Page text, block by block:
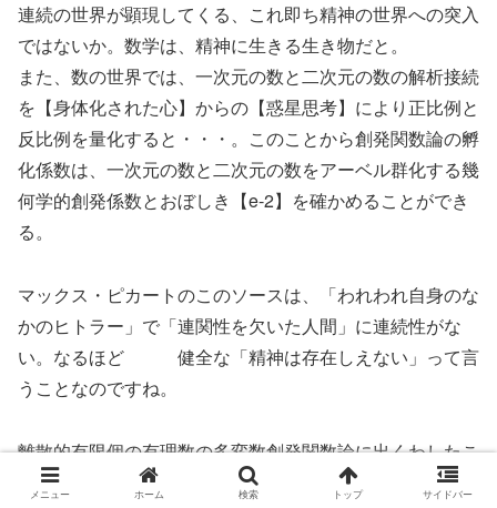
連続の世界が顕現してくる、これ即ち精神の世界への突入
ではないか。数学は、精神に生きる生き物だと。
また、数の世界では、一次元の数と二次元の数の解析接続
を【身体化された心】からの【惑星思考】により正比例と
反比例を量化すると・・・。このことから創発関数論の孵
化係数は、一次元の数と二次元の数をアーベル群化する幾
何学的創発係数とおぼしき【e‐2】を確かめることができ
る。
マックス・ピカートのこのソースは、「われわれ自身のな
かのヒトラー」で「連関性を欠いた人間」に連続性がな
い。なるほど ゝ 健全な「精神は存在しえない」って言
うことなのですね。
離散的有限個の有理数の多変数創発関数論に出くわしたこ
とは
メニュー ホーム 検索 トップ サイドバー